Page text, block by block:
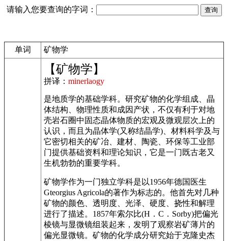
请输入您要查询的字词：
单词 矿物学
【矿物学】
拼译： minerlaogy
是地质学的基础学科。研究矿物的化学组成、晶
体结构、物理性质和成因产状，不仅有利于对地
壳岩石圈中固态晶体物质的宏观及微观层次上的
认识，而且为晶体学(又称结晶学)、材料科学及与
它密切相关的矿冶、建材、陶瓷、环保等工业部
门提供基础资料和理论知识，它是一门既古老又
生机勃勃的重要学科。
矿物学作为一门独立学科是以1956年德国医生
Gteorgius Agricola的著作为标志的。他首先对几种
矿物的颜色、透明度、光泽、硬度、挠性和解理
进行了描述。1857年索尔比(H．C．Sorby)把偏光
棱镜与显微镜组装起来，发明了观察岩矿薄片的
偏光显微镜。矿物的化学成分研究始于克隆史杰